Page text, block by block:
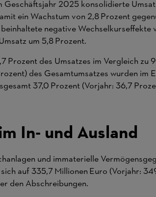
Geschäftsjahr 2025 konsolidierte
ein Wachstum von 2,8 Prozent
negative Wechselkurseffekte
um 5,8 Prozent.
Prozent des Umsatzes im Vergleich zu
des Gesamtumsatzes wurden im
37,0 Prozent (Vorjahr: 36,7
In- und Ausland
und immaterielle
auf 335,7 Millionen Euro (Vorjahr:
den Abschreibungen.